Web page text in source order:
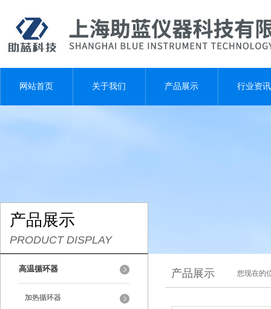
网站首页 关于我们 产品展示 行业资讯
产品展示
PRODUCT DISPLAY
高温循环器
加热循环器
产品展示 您现在的